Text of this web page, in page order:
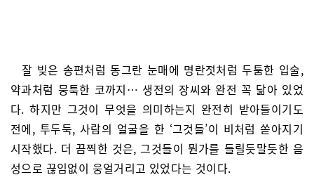
잘 빚은 송편처럼 동그란 눈매에 명란젓처럼 두툼한 입술,
약과처럼 뭉툭한 코까지… 생전의 장씨와 완전 꼭 닮아 있었
다. 하지만 그것이 무엇을 의미하는지 완전히 받아들이기도
전에, 투두둑, 사람의 얼굴을 한 ‘그것들’이 비처럼 쏟아지기
시작했다. 더 끔찍한 것은, 그것들이 뭔가를 들릴듯말듯한 음
성으로 끊임없이 웅얼거리고 있었다는 것이다.